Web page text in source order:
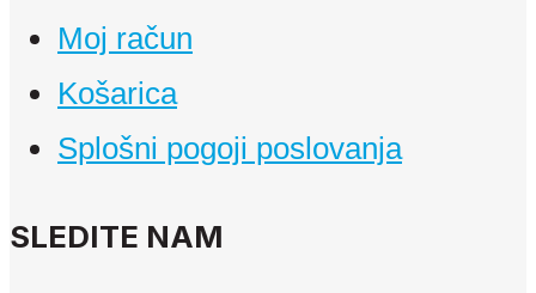
Moj račun
Košarica
Splošni pogoji poslovanja
SLEDITE NAM